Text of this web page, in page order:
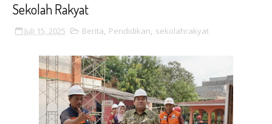
Sekolah Rakyat
Juli 15, 2025 Berita, Pendidikan, sekolahrakyat